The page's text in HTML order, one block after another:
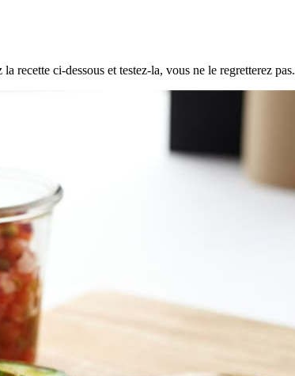
recette ci-dessous et testez-la, vous ne le regretterez pas.